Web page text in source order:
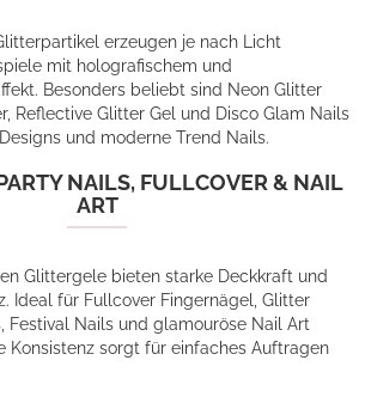
erzeugen je nach Licht
mit holografischem und
Besonders beliebt sind Neon Glitter
Reflective Glitter Gel und Disco Glam Nails
und moderne Trend Nails.
NAILS, FULLCOVER & NAIL
ART
Glittergele bieten starke Deckkraft und
Ideal für Fullcover Fingernägel, Glitter
Festival Nails und glamouröse Nail Art
Konsistenz sorgt für einfaches Auftragen